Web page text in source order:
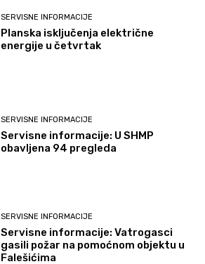
SERVISNE INFORMACIJE
Planska isključenja električne
energije u četvrtak
SERVISNE INFORMACIJE
Servisne informacije: U SHMP
obavljena 94 pregleda
SERVISNE INFORMACIJE
Servisne informacije: Vatrogasci
gasili požar na pomoćnom objektu u
Falešićima